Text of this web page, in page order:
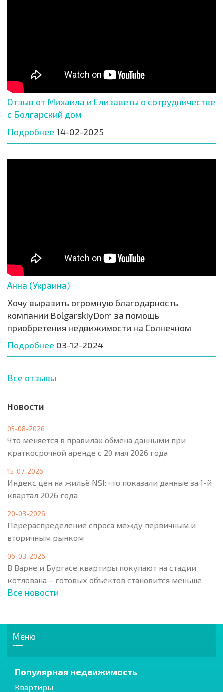
Отзыв от Михаила и Елизаветы о сотрудничестве
с Болгарский дом
Подробнее 14-02-2025
Анна (Украина)
Хочу выразить огромную благодарность
компании BolgarskiyDom за помощь
приобретения недвижимости на Солнечном
Подробнее 03-12-2024
Все отзывы
Новости
05-08-2026
Что меняется в правилах обмена данными при
краткосрочной аренде с 20 мая 2026 года
15-07-2026
Индекс цен на жильё NSI: что показали данные за 1-й
квартал 2026 года
20-03-2026
Перераспределение спроса между первичным и
вторичным рынком
06-03-2026
В Варне и Бургасе квартиры покупают на стадии
котлована – готовых объектов становится меньше
Все новости
Меню
Популярная недвижимость
Квартиры